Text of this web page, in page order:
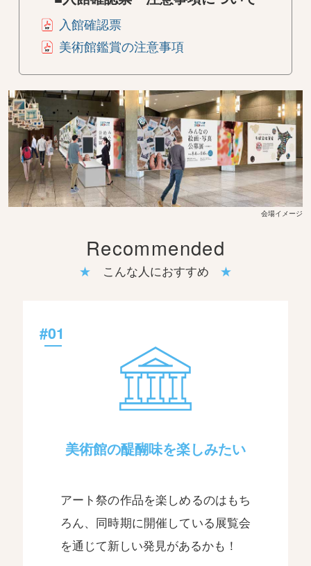
入館確認票
美術館鑑賞の注意事項
Recommended
こんな人におすすめ
#01
美術館の醍醐味を楽しみたい
アート祭の作品を楽しめるのはもち
ろん、同時期に開催している展覧会
を通じて新しい発見があるかも！